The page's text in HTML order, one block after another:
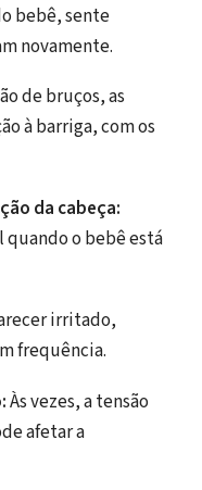
bebê, sente
novamente.
de bruços, as
à barriga, com os
da cabeça:
o bebê está
irritado,
frequência.
Às vezes, a tensão
afetar a